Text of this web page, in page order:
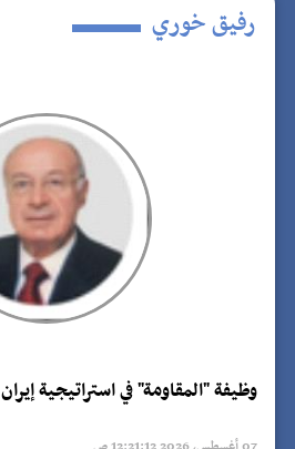
رفيق خوري
وظيفة "المقاومة" في استراتيجية إيران